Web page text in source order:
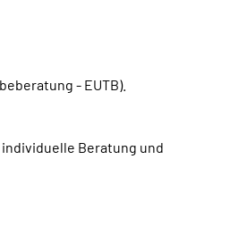
- EUTB).
Beratung und